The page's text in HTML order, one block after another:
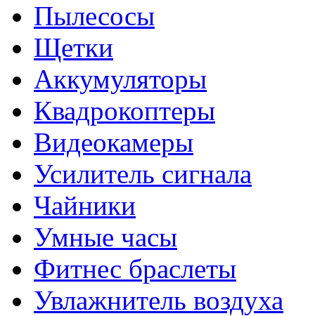
Пылесосы
Щетки
Аккумуляторы
Квадрокоптеры
Видеокамеры
Усилитель сигнала
Чайники
Умные часы
Фитнес браслеты
Увлажнитель воздуха